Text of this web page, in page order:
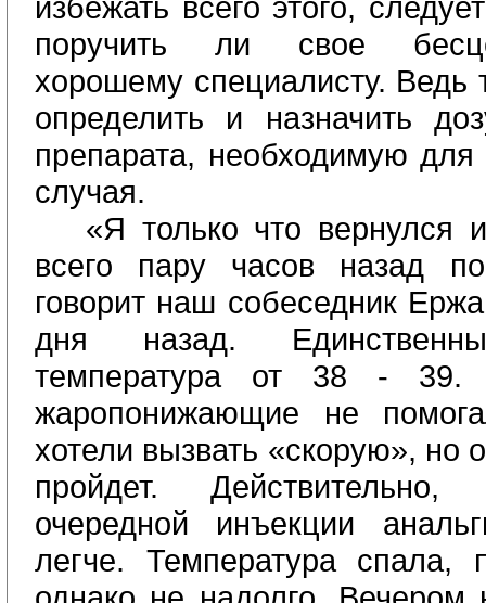
поручить ли свое
хорошему специалисту. Ведь
определить и назначить
препарата, необходимую для
случая.
«Я только что вернулся
всего пару часов назад
говорит наш собеседник
дня назад.
температура от 38 - 39.
жаропонижающие не
хотели вызвать «скорую», но
пройдет.
очередной инъекции
легче. Температура спала,